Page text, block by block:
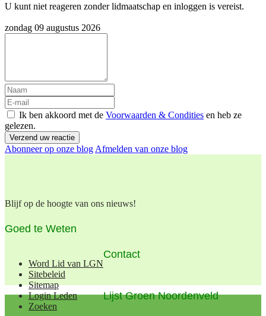
U kunt niet reageren zonder lidmaatschap en inloggen is vereist.
zondag 09 augustus 2026
Ik ben akkoord met de Voorwaarden & Condities en heb ze
gelezen.
Verzend uw reactie
Abonneer op onze blog Afmelden van onze blog
Blijf op de hoogte van ons nieuws!
Goed te Weten
Word Lid van LGN
Sitebeleid
Sitemap
Login Leden
Zoeken
Contact
Lijst Groen Noordenveld